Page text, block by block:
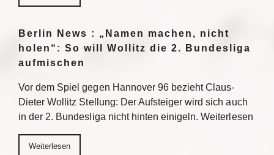
Berlin News : „Namen machen, nicht
holen“: So will Wollitz die 2. Bundesliga
aufmischen
Vor dem Spiel gegen Hannover 96 bezieht Claus-
Dieter Wollitz Stellung: Der Aufsteiger wird sich auch
in der 2. Bundesliga nicht hinten einigeln. Weiterlesen
Weiterlesen